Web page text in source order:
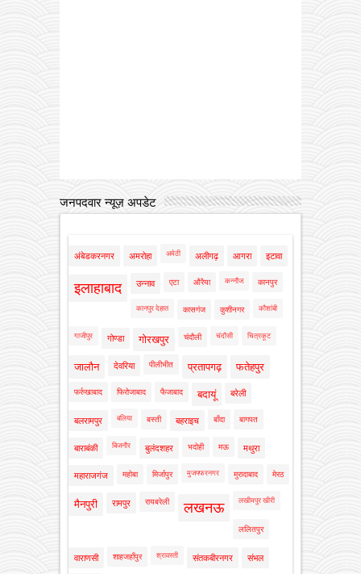
जनपदवार न्यूज़ अपडेट
अंबेडकरनगर अमरोहा अमेठी अलीगढ़ आगरा इटावा
इलाहाबाद उन्नाव एटा औरैया कन्नौज कानपुर
कानपुर देहात कासगंज कुशीनगर कौशांबी
गाजीपुर गोण्डा गोरखपुर चंदौली चंदौसी चित्रकूट
जालौन देवरिया पीलीभीत प्रतापगढ़ फतेहपुर
फर्रुखाबाद फिरोजाबाद फैजाबाद बदायूं बरेली
बलरामपुर बलिया बस्ती बहराइच बाँदा बागपत
बाराबंकी बिजनौर बुलंदशहर भदोही मऊ मथुरा
महाराजगंज महोबा मिर्जापुर मुजफ्फरनगर मुरादाबाद मेरठ
मैनपुरी रामपुर रायबरेली लखनऊ लखीमपुर खीरी
ललितपुर
वाराणसी शाहजहाँपुर श्रावस्ती संतकबीरनगर संभल